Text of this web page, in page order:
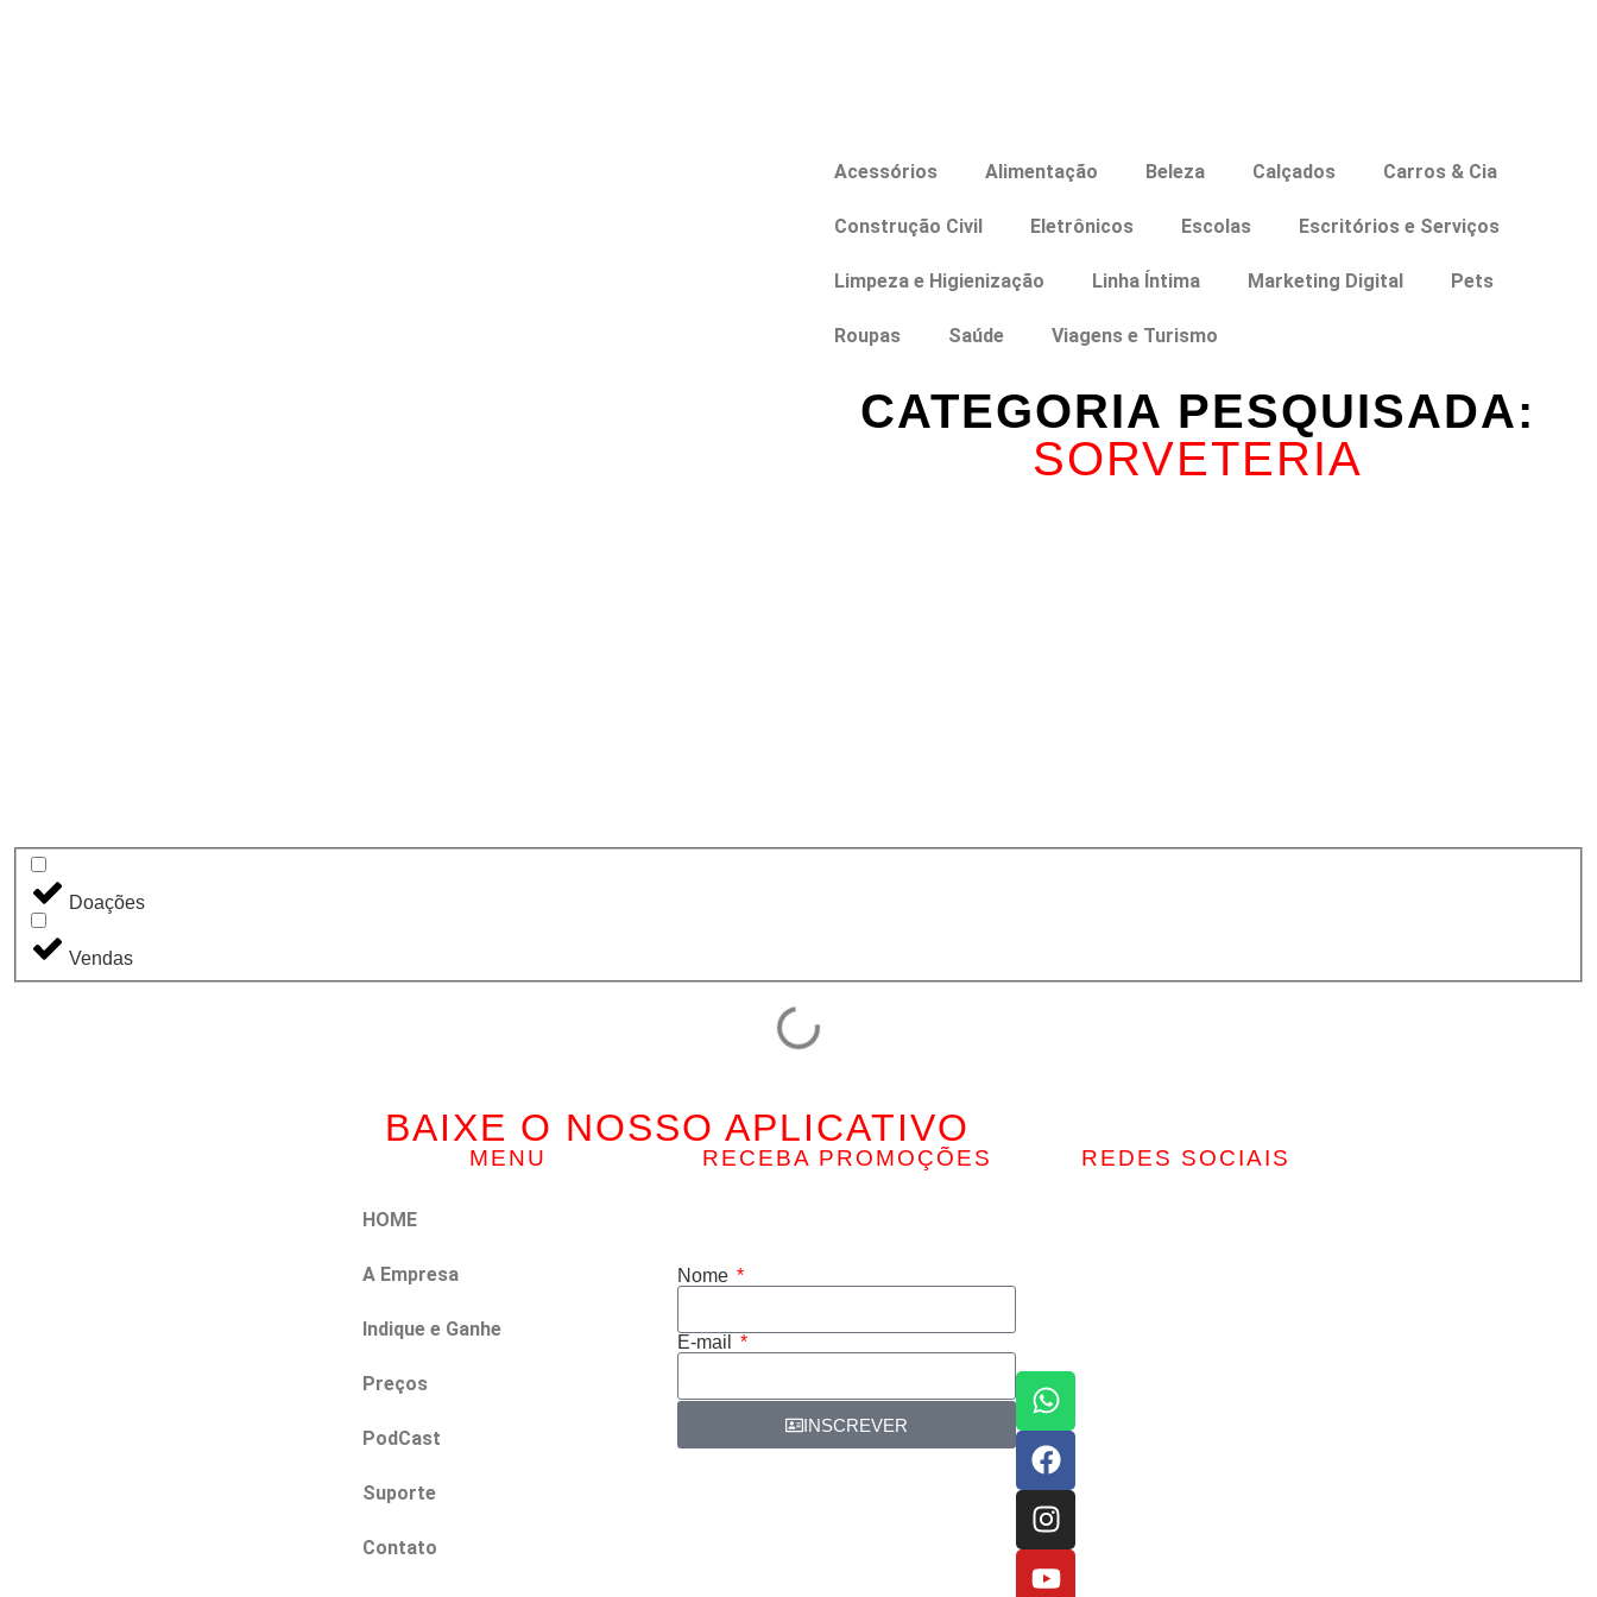
Acessórios Alimentação Beleza Calçados Carros & Cia
Construção Civil Eletrônicos Escolas Escritórios e Serviços
Limpeza e Higienização Linha Íntima Marketing Digital Pets
Roupas Saúde Viagens e Turismo
CATEGORIA PESQUISADA:
SORVETERIA
Doações
Vendas
BAIXE O NOSSO APLICATIVO
MENU
HOME
A Empresa
Indique e Ganhe
Preços
PodCast
Suporte
Contato
RECEBA PROMOÇÕES
Nome
E-mail
INSCREVER
REDES SOCIAIS